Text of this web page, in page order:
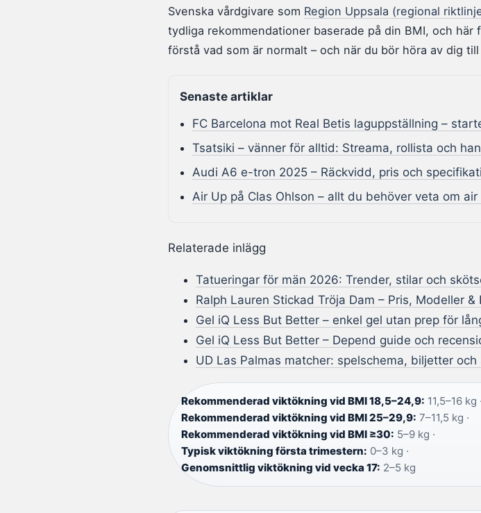
Svenska vårdgivare som Region Uppsala (regional
tydliga rekommendationer baserade på din BMI, och
förstå vad som är normalt – och när du bör höra av dig
Senaste artiklar
FC Barcelona mot Real Betis laguppställning –
Tsatsiki – vänner för alltid: Streama, rollista och
Audi A6 e-tron 2025 – Räckvidd, pris och
Air Up på Clas Ohlson – allt du behöver veta om air
Relaterade inlägg
Tatueringar för män 2026: Trender, stilar och
Ralph Lauren Stickad Tröja Dam – Pris, Modeller &
Gel iQ Less But Better – enkel gel utan prep för
Gel iQ Less But Better – Depend guide och
UD Las Palmas matcher: spelschema, biljetter och
Rekommenderad viktökning vid BMI 18,5–24,9: 11,5–16 kg ·
Rekommenderad viktökning vid BMI 25–29,9: 7–11,5 kg ·
Rekommenderad viktökning vid BMI ≥30: 5–9 kg ·
Typisk viktökning första trimestern: 0–3 kg ·
Genomsnittlig viktökning vid vecka 17: 2–5 kg